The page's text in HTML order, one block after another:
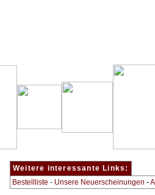
Weitere interessante Links:
Bestellliste - Unsere Neuerscheinungen -